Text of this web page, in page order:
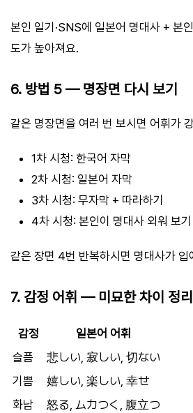
본인 일기·SNS에 일본어 명대사 + 본
도가 높아져요.
6. 방법 5 — 명장면 다시 보기
같은 명장면을 여러 번 보시면 어휘가
1차 시청: 한국어 자막
2차 시청: 일본어 자막
3차 시청: 무자막 + 따라하기
4차 시청: 본인이 명대사 외워 보기
같은 장면 4번 반복하시면 명대사가 입
7. 감정 어휘 — 미묘한 차이 정리
감정
일본어 어휘
슬픔
悲しい, 寂しい, 切ない
기쁨
嬉しい, 楽しい, 幸せ
화남
怒る, ムカつく, 腹立つ